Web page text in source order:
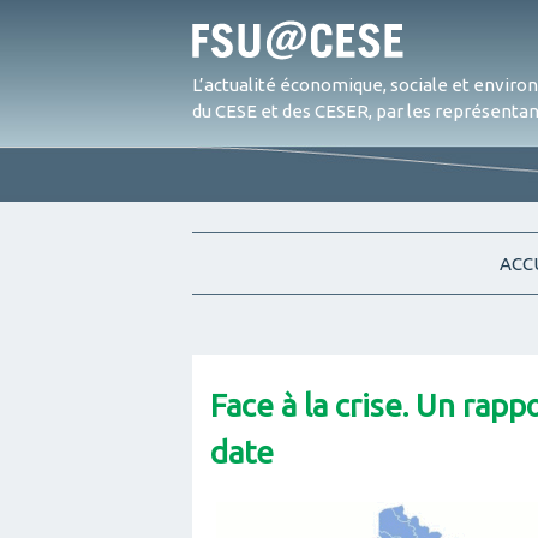
L’actualité économique, sociale et
du CESE et des CESER, par les
Face à la crise. Un
date